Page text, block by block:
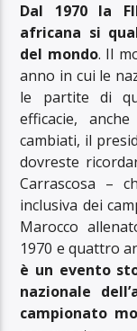
Dal 1970 la
africana si
del mondo. Il
anno in cui le
le partite di
efficacie,
cambiati, il
dovreste
Carrascosa –
inclusiva dei
Marocco
1970 e quattro
è un evento
nazionale
campionato